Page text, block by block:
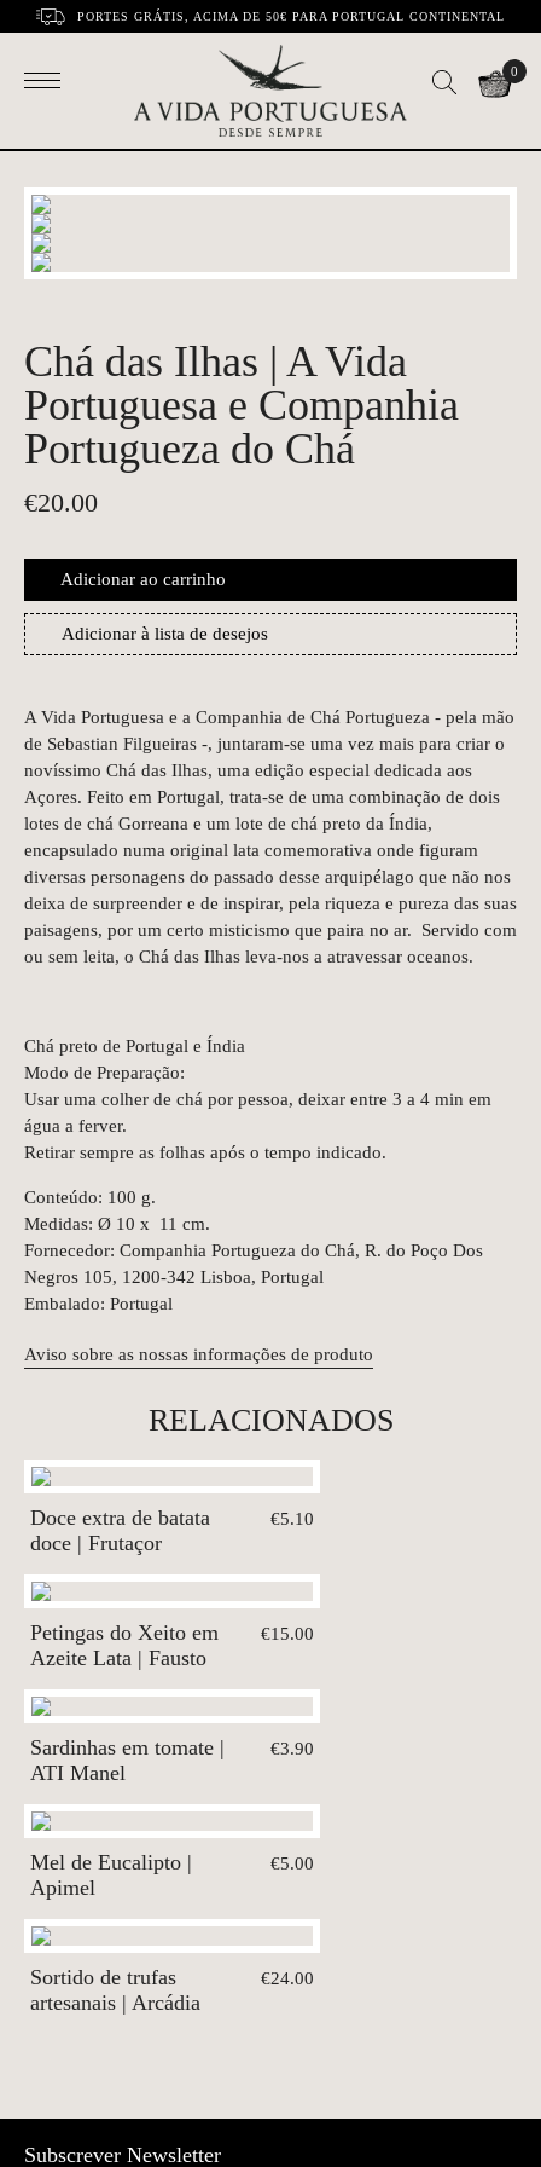
PORTES GRÁTIS, ACIMA DE 50€ PARA PORTUGAL CONTINENTAL
0
Chá das Ilhas | A Vida
Portuguesa e Companhia
Portugueza do Chá
€20.00
Adicionar ao carrinho
Adicionar à lista de desejos
A Vida Portuguesa e a Companhia de Chá Portugueza - pela mão
de Sebastian Filgueiras -, juntaram-se uma vez mais para criar o
novíssimo Chá das Ilhas, uma edição especial dedicada aos
Açores. Feito em Portugal, trata-se de uma combinação de dois
lotes de chá Gorreana e um lote de chá preto da Índia,
encapsulado numa original lata comemorativa onde figuram
diversas personagens do passado desse arquipélago que não nos
deixa de surpreender e de inspirar, pela riqueza e pureza das suas
paisagens, por um certo misticismo que paira no ar. Servido com
ou sem leita, o Chá das Ilhas leva-nos a atravessar oceanos.
Chá preto de Portugal e Índia
Modo de Preparação:
Usar uma colher de chá por pessoa, deixar entre 3 a 4 min em
água a ferver.
Retirar sempre as folhas após o tempo indicado.
Conteúdo: 100 g.
Medidas: Ø 10 x 11 cm.
Fornecedor: Companhia Portugueza do Chá, R. do Poço Dos
Negros 105, 1200-342 Lisboa, Portugal
Embalado: Portugal
Aviso sobre as nossas informações de produto
RELACIONADOS
Doce extra de batata
doce | Frutaçor
€5.10
Petingas do Xeito em
Azeite Lata | Fausto
€15.00
Sardinhas em tomate |
ATI Manel
€3.90
Mel de Eucalipto |
Apimel
€5.00
Sortido de trufas
artesanais | Arcádia
€24.00
Subscrever Newsletter